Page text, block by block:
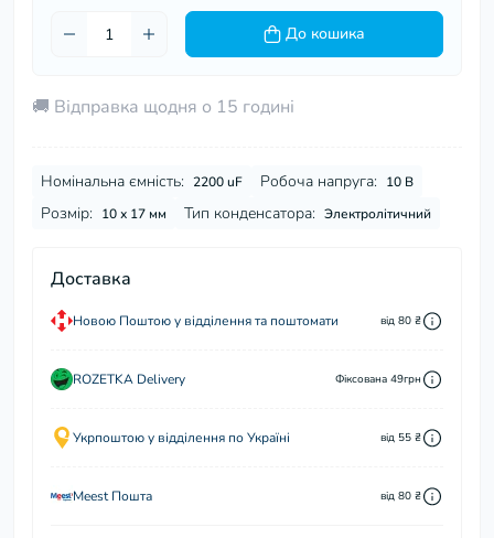
До кошика
🚚 Відправка щодня о 15 годині
Номінальна ємність: 2200 uF Робоча напруга: 10 В
Розмір: 10 х 17 мм Тип конденсатора: Электролітичний
Доставка
Новою Поштою у відділення та поштомати від 80 ₴
ROZETKA Delivery Фіксована 49грн
Укрпоштою у відділення по Україні від 55 ₴
Meest Пошта від 80 ₴